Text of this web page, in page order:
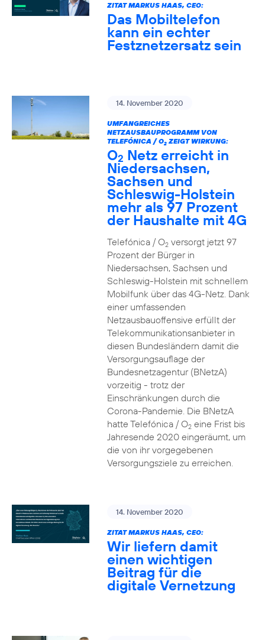
ZITAT MARKUS HAAS, CEO:
Das Mobiltelefon
kann ein echter
Festznetzersatz sein
14. November 2020
UMFANGREICHES
NETZAUSBAUPROGRAMM VON
TELEFÓNICA / O2ZEIGT WIRKUNG:
O2 Netz erreicht in
Niedersachsen,
Sachsen und
Schleswig-Holstein
mehr als 97 Prozent
der Haushalte mit 4G
Telefónica / O2versorgt jetzt 97
Prozent der Bürger in
Niedersachsen, Sachsen und
Schleswig-Holstein mit schnellem
Mobilfunk über das 4G-Netz. Dank
einer umfassenden
Netzausbauoffensive erfüllt der
Telekommunikationsanbieter in
diesen Bundesländern damit die
Versorgungsauflage der
Bundesnetzagentur (BNetzA)
vorzeitig - trotz der
Einschränkungen durch die
Corona-Pandemie. Die BNetzA
hatte Telefónica / O2eine Frist bis
Jahresende 2020 eingeräumt, um
die von ihr vorgegebenen
Versorgungsziele zu erreichen.
14. November 2020
ZITAT MARKUS HAAS, CEO:
Wir liefern damit
einen wichtigen
Beitrag für die
digitale Vernetzung